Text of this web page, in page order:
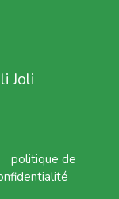
Joli
politique de